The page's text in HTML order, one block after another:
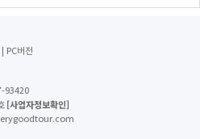
PC버전
93420
[사업자정보확인]